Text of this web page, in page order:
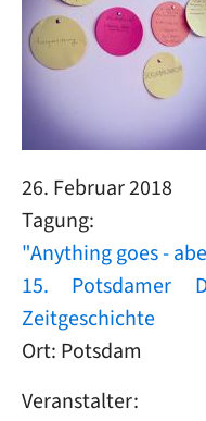
26. Februar 2018
Tagung:
"Anything goes -
15. Potsdamer
Zeitgeschichte
Ort: Potsdam
Veranstalter: